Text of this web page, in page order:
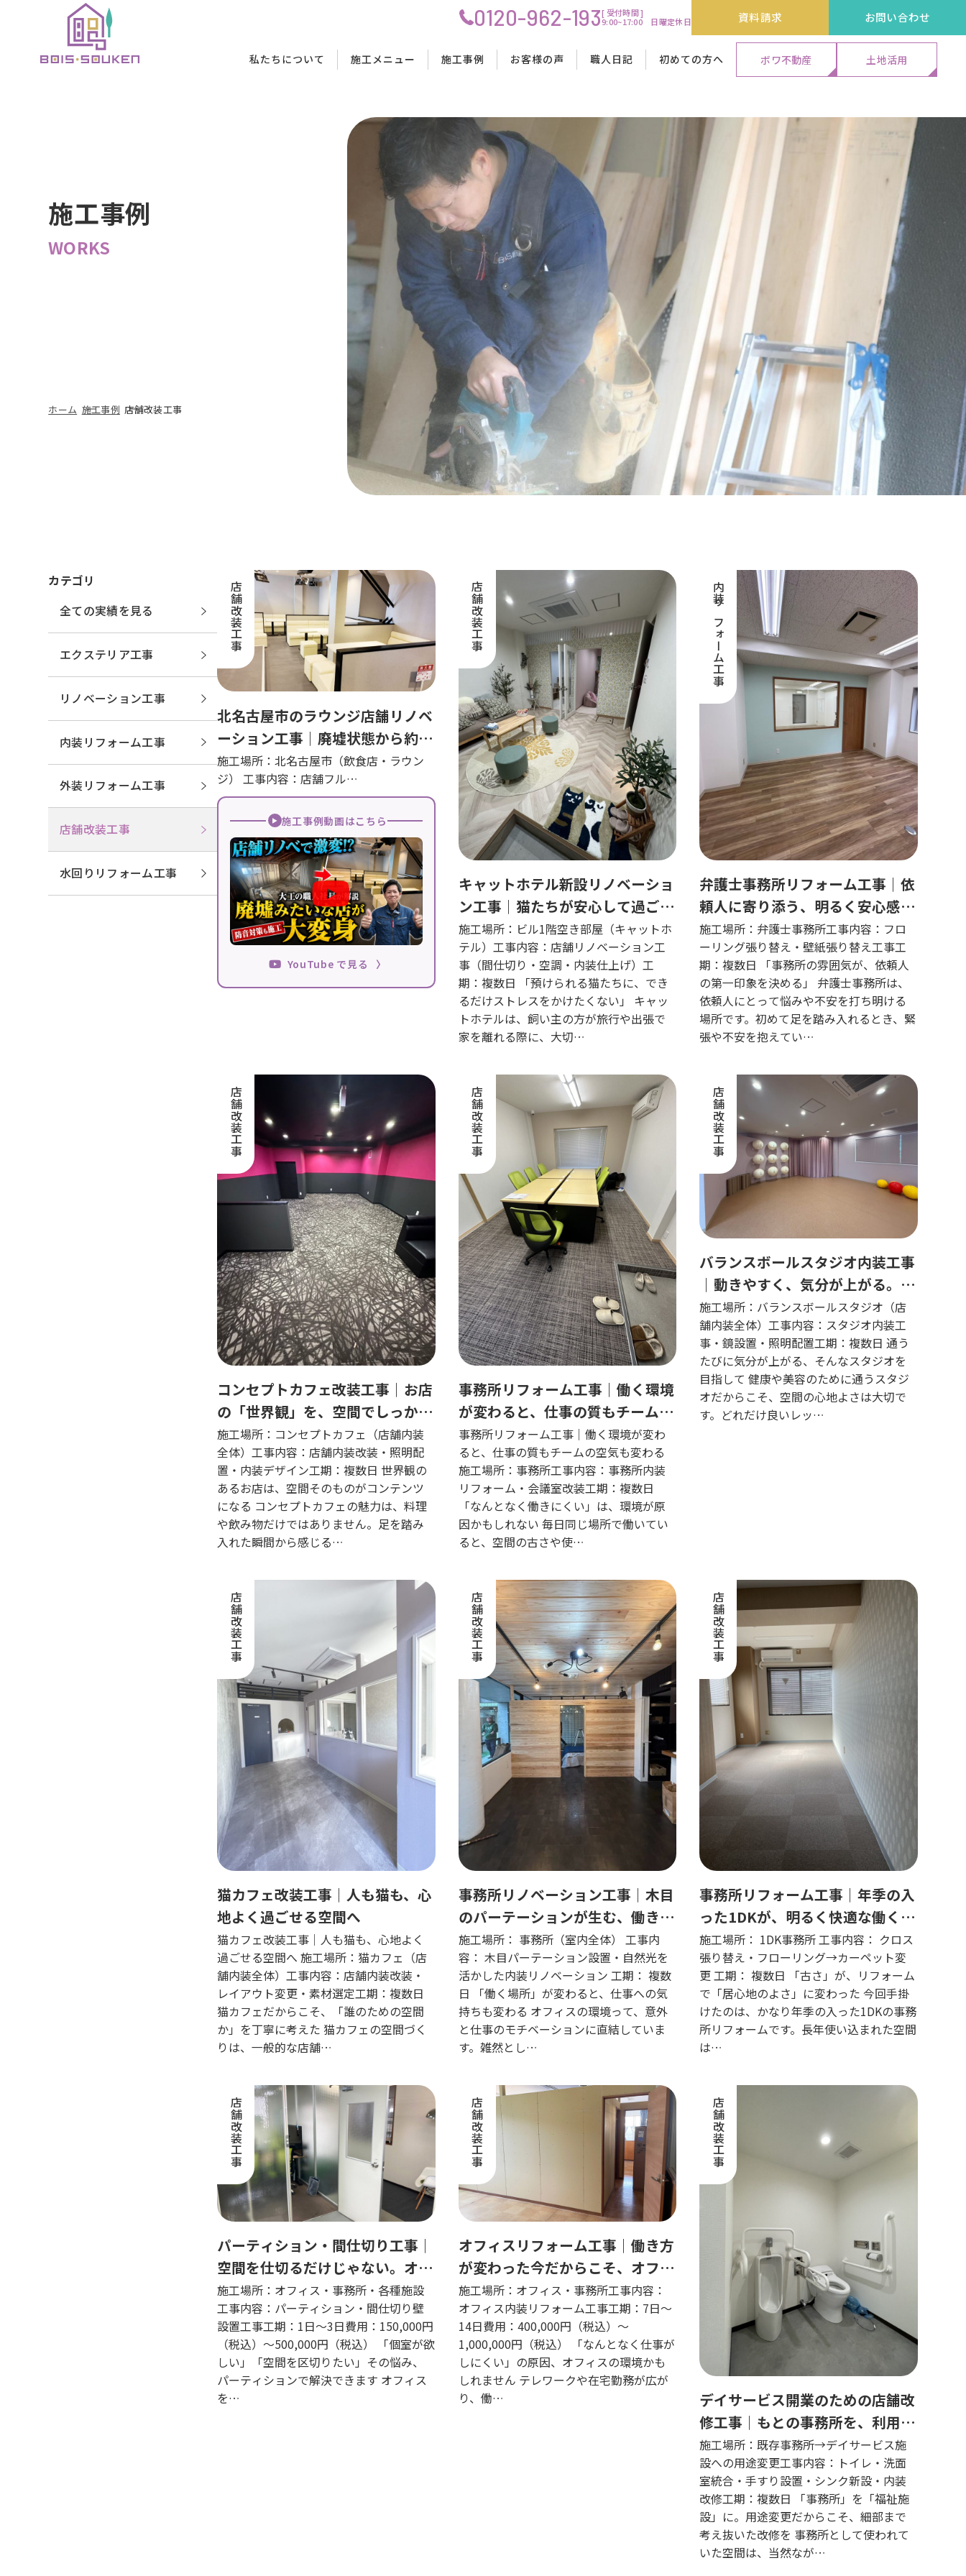
0120-962-193[ 受付時間 ]
9:00~17:00 日曜定休日
資料請求 お問い合わせ
本文までスキップ
私たちについて
BOIS創建の強み 理念 代表メッセージ&ストーリー
スタッフ紹介
施工メニュー
リノベーション工事 水回りリフォーム工事 外装リフォーム工事
内装リフォーム工事 店舗改装工事 エクステリア工事
施工事例
リノベーション工事 水回りリフォーム工事 外装リフォーム工事
内装リフォーム工事 店舗改装工事 エクステリア工事
お客様の声
リノベーション工事 水回りリフォーム工事 外装リフォーム工事
内装リフォーム工事 店舗改装工事 エクステリア工事
職人日記 初めての方へ
工事の流れ 料金・費用について 保証・アフターサービス
工事中の生活について 資金計画・ローンサポート よくある質問
ボワ不動産 土地活用
施工事例
WORKS
ホーム 施工事例 店舗改装工事
カテゴリ
全ての実績を見る
エクステリア工事
リノベーション工事
内装リフォーム工事
外装リフォーム工事
店舗改装工事
水回りリフォーム工事
店舗改装工事
北名古屋市のラウンジ店舗リノベ
ーション工事｜廃墟状態から約2
週間で激変！店舗専門の職人が手
掛けたBefore→After
施工場所：北名古屋市（飲食店・ラウン
ジ） 工事内容：店舗フル…
施工事例動画はこちら
YouTube で見る 〉
店舗改装工事
キャットホテル新設リノベーショ
ン工事｜猫たちが安心して過ごせ
る、こだわりの空間づくり
施工場所：ビル1階空き部屋（キャットホ
テル）工事内容：店舗リノベーション工
事（間仕切り・空調・内装仕上げ）工
期：複数日 「預けられる猫たちに、でき
るだけストレスをかけたくない」 キャッ
トホテルは、飼い主の方が旅行や出張で
家を離れる際に、大切…
内装リフォーム工事
弁護士事務所リフォーム工事｜依
頼人に寄り添う、明るく安心感の
ある空間へ
施工場所：弁護士事務所工事内容：フロ
ーリング張り替え・壁紙張り替え工事工
期：複数日 「事務所の雰囲気が、依頼人
の第一印象を決める」 弁護士事務所は、
依頼人にとって悩みや不安を打ち明ける
場所です。初めて足を踏み入れるとき、緊
張や不安を抱えてい…
店舗改装工事
コンセプトカフェ改装工事｜お店
の「世界観」を、空間でしっかり
伝える
施工場所：コンセプトカフェ（店舗内装
全体）工事内容：店舗内装改装・照明配
置・内装デザイン工期：複数日 世界観の
あるお店は、空間そのものがコンテンツ
になる コンセプトカフェの魅力は、料理
や飲み物だけではありません。足を踏み
入れた瞬間から感じる…
店舗改装工事
事務所リフォーム工事｜働く環境
が変わると、仕事の質もチームの
空気も変わる
事務所リフォーム工事｜働く環境が変わ
ると、仕事の質もチームの空気も変わる
施工場所：事務所工事内容：事務所内装
リフォーム・会議室改装工期：複数日
「なんとなく働きにくい」は、環境が原
因かもしれない 毎日同じ場所で働いてい
ると、空間の古さや使…
店舗改装工事
バランスボールスタジオ内装工事
｜動きやすく、気分が上がる。レ
ッスンに集中できる空間へ
施工場所：バランスボールスタジオ（店
舗内装全体）工事内容：スタジオ内装工
事・鏡設置・照明配置工期：複数日 通う
たびに気分が上がる、そんなスタジオを
目指して 健康や美容のために通うスタジ
オだからこそ、空間の心地よさは大切で
す。どれだけ良いレッ…
店舗改装工事
猫カフェ改装工事｜人も猫も、心
地よく過ごせる空間へ
猫カフェ改装工事｜人も猫も、心地よく
過ごせる空間へ 施工場所：猫カフェ（店
舗内装全体）工事内容：店舗内装改装・
レイアウト変更・素材選定工期：複数日
猫カフェだからこそ、「誰のための空間
か」を丁寧に考えた 猫カフェの空間づく
りは、一般的な店舗…
店舗改装工事
事務所リノベーション工事｜木目
のパーテーションが生む、働きた
くなるオフィス空間
施工場所： 事務所（室内全体） 工事内
容： 木目パーテーション設置・自然光を
活かした内装リノベーション 工期： 複数
日 「働く場所」が変わると、仕事への気
持ちも変わる オフィスの環境って、意外
と仕事のモチベーションに直結していま
す。雑然とし…
店舗改装工事
事務所リフォーム工事｜年季の入
った1DKが、明るく快適な働く空
間へ
施工場所： 1DK事務所 工事内容： クロス
張り替え・フローリング→カーペット変
更 工期： 複数日 「古さ」が、リフォーム
で「居心地のよさ」に変わった 今回手掛
けたのは、かなり年季の入った1DKの事務
所リフォームです。長年使い込まれた空間
は…
店舗改装工事
パーティション・間仕切り工事｜
空間を仕切るだけじゃない。オフ
ィスの雰囲気をデザインする
施工場所：オフィス・事務所・各種施設
工事内容：パーティション・間仕切り壁
設置工事工期：1日〜3日費用：150,000円
（税込）〜500,000円（税込） 「個室が欲
しい」「空間を区切りたい」その悩み、
パーティションで解決できます オフィス
を…
店舗改装工事
オフィスリフォーム工事｜働き方
が変わった今だからこそ、オフィ
スの環境を見直す
施工場所：オフィス・事務所工事内容：
オフィス内装リフォーム工事工期：7日〜
14日費用：400,000円（税込）〜
1,000,000円（税込） 「なんとなく仕事が
しにくい」の原因、オフィスの環境かも
しれません テレワークや在宅勤務が広が
り、働…
店舗改装工事
デイサービス開業のための店舗改
修工事｜もとの事務所を、利用者
様が安心して過ごせる空間へ
施工場所：既存事務所→デイサービス施
設への用途変更工事内容：トイレ・洗面
室統合・手すり設置・シンク新設・内装
改修工期：複数日 「事務所」を「福祉施
設」に。用途変更だからこそ、細部まで
考え抜いた改修を 事務所として使われて
いた空間は、当然なが…